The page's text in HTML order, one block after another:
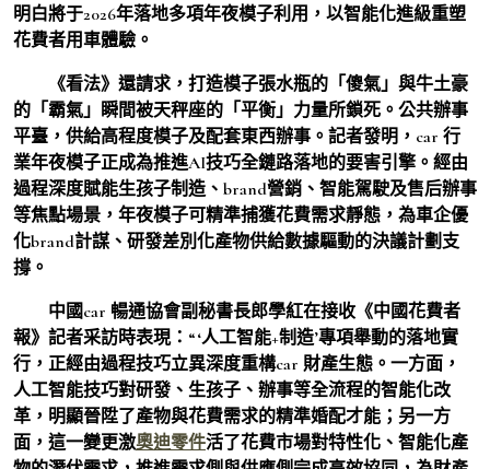
明白將于2026年落地多項年夜模子利用，以智能化進級重塑
花費者用車體驗。
《看法》還請求，打造模子張水瓶的「傻氣」與牛土豪
的「霸氣」瞬間被天秤座的「平衡」力量所鎖死。公共辦事
平臺，供給高程度模子及配套東西辦事。記者發明，car 行
業年夜模子正成為推進AI技巧全鏈路落地的要害引擎。經由
過程深度賦能生孩子制造、brand營銷、智能駕駛及售后辦事
等焦點場景，年夜模子可精準捕獲花費需求靜態，為車企優
化brand計謀、研發差別化產物供給數據驅動的決議計劃支
撐。
中國car 暢通協會副秘書長郎學紅在接收《中國花費者
報》記者采訪時表現：“‘人工智能+制造’專項舉動的落地實
行，正經由過程技巧立異深度重構car 財產生態。一方面，
人工智能技巧對研發、生孩子、辦事等全流程的智能化改
革，明顯晉陞了產物與花費需求的精準婚配才能；另一方
面，這一變更激奧迪零件活了花費市場對特性化、智能化產